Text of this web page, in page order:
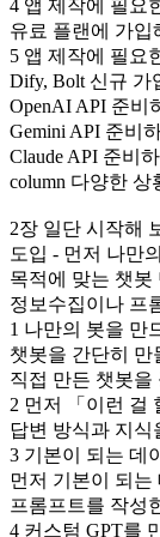
4 앱 제작에 필요
유료 플랜에 가입
5 앱 제작에 필요
Dify, Bolt 신규 가
OpenAI API 준비
Gemini API 준비하
Claude API 준비하
column 다양한 상
2장 일단 시작해
도입 - 먼저 나만
목적에 맞는 챗봇
정보수집이나 프
1 나만의 봇을 만
챗봇을 간단히 만
직접 만든 챗봇을
2 먼저 「이런 걸
답변 방식과 지식
3 기본이 되는 데
먼저 기본이 되
프롬프트를 작성
4 커스텀 GPT를